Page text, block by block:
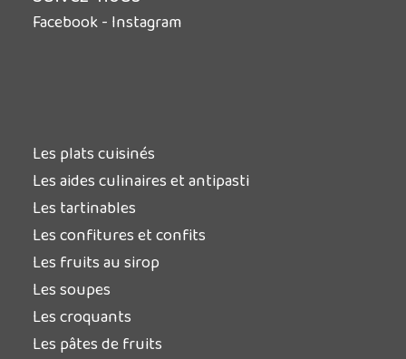
Facebook- Instagram
Les plats cuisinés
Les aides culinaires et antipasti
Les tartinables
Les confitures et confits
Les fruits au sirop
Les soupes
Les croquants
Les pâtes de fruits